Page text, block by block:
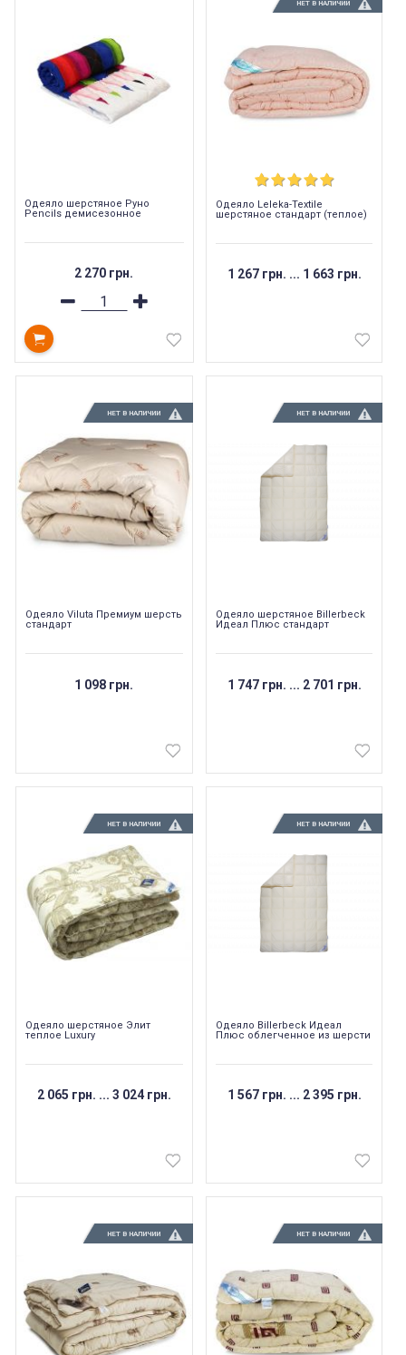
Одеяло шерстяное Руно
Рencils демисезонное
2 270 грн.
НЕТ В НАЛИЧИИ
Одеяло Leleka-Textile
шерстяное стандарт (теплое)
1 267 грн. ... 1 663 грн.
НЕТ В НАЛИЧИИ
Одеяло Viluta Премиум шерсть
стандарт
1 098 грн.
НЕТ В НАЛИЧИИ
Одеяло шерстяное Billerbeck
Идеал Плюс стандарт
1 747 грн. ... 2 701 грн.
НЕТ В НАЛИЧИИ
Одеяло шерстяное Элит
теплое Luxury
2 065 грн. ... 3 024 грн.
НЕТ В НАЛИЧИИ
Одеяло Billerbeck Идеал
Плюс облегченное из шерсти
1 567 грн. ... 2 395 грн.
НЕТ В НАЛИЧИИ НЕТ В НАЛИЧИИ